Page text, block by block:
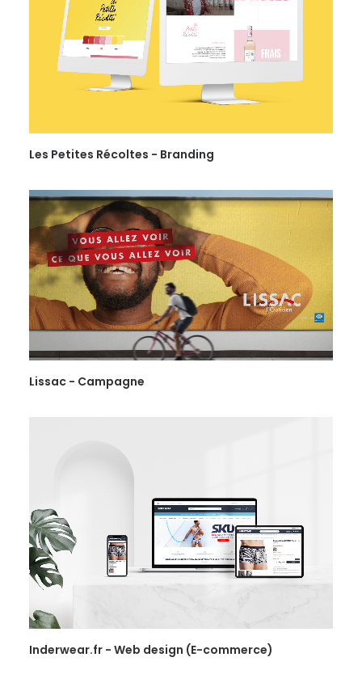
Les Petites Récoltes - Branding
Lissac - Campagne
Inderwear.fr - Web design (E-commerce)